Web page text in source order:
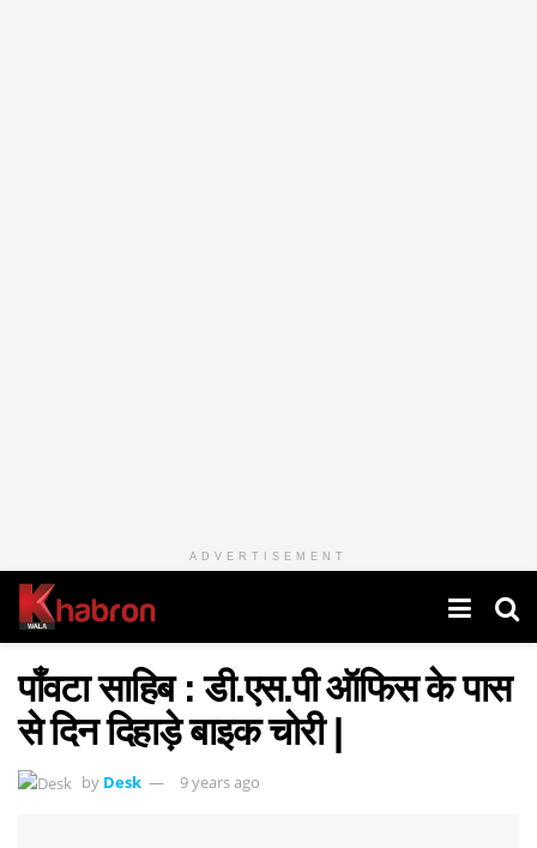
ADVERTISEMENT
पाँवटा साहिब : डी.एस.पी ऑफिस के पास
से दिन दिहाड़े बाइक चोरी |
by Desk 9 years ago